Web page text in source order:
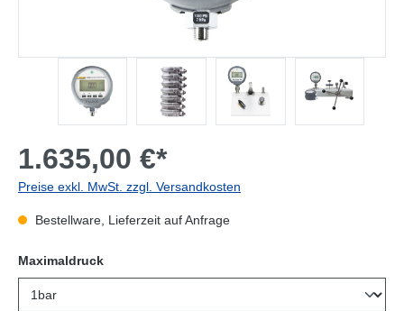
1.635,00 €*
Preise exkl. MwSt. zzgl. Versandkosten
Bestellware, Lieferzeit auf Anfrage
Maximaldruckauswählen